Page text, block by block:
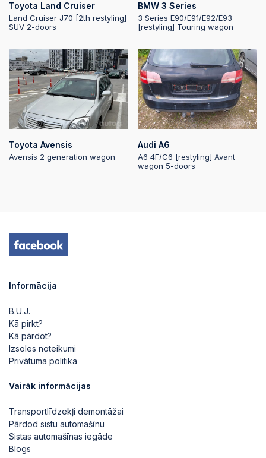
Toyota Land Cruiser
Land Cruiser J70 [2th restyling]
SUV 2-doors
BMW 3 Series
3 Series E90/E91/E92/E93
[restyling] Touring wagon
Toyota Avensis
Avensis 2 generation wagon
Audi A6
A6 4F/C6 [restyling] Avant
wagon 5-doors
Informācija
B.U.J.
Kā pirkt?
Kā pārdot?
Izsoles noteikumi
Privātuma politika
Vairāk informācijas
Transportlīdzekļi demontāžai
Pārdod sistu automašīnu
Sistas automašīnas iegāde
Blogs